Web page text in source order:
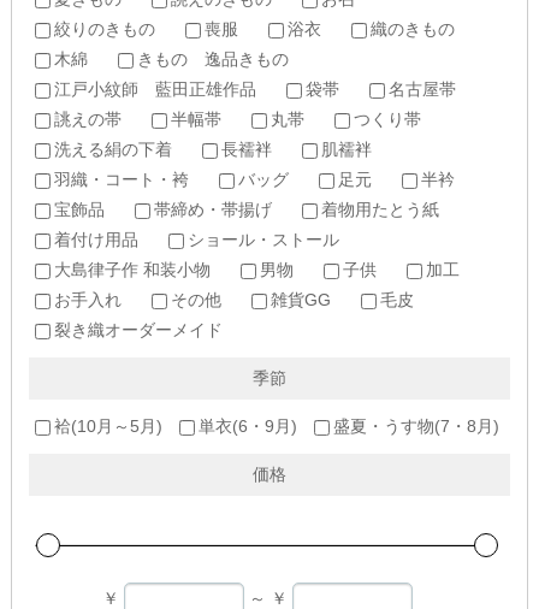
絞りのきもの
喪服 浴衣
織のきもの
木綿
きもの 逸品きもの
江戸小紋師 藍田正雄作品
袋帯
名古屋帯
誂えの帯
半幅帯 丸帯
つくり帯
洗える絹の下着
長襦袢
肌襦袢
羽織・コート・袴
バッグ 足元
半衿
宝飾品
帯締め・帯揚げ
着物用たとう紙
着付け用品
ショール・ストール
大島律子作 和装小物
男物 子供
加工
お手入れ
その他 雑貨GG
毛皮
裂き織オーダーメイド
季節
袷(10月～5月) 単衣(6・9月) 盛夏・うす物(7・8月)
価格
￥ ～ ￥